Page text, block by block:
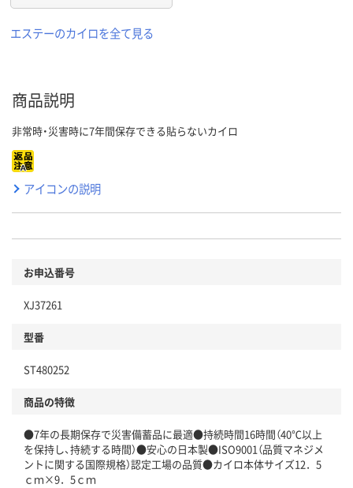
エステーのカイロを全て見る
商品説明
非常時・災害時に7年間保存できる貼らないカイロ
アイコンの説明
お申込番号
XJ37261
型番
ST480252
商品の特徴
●7年の長期保存で災害備蓄品に最適●持続時間16時間（40℃以上
を保持し、持続する時間）●安心の日本製●ISO9001（品質マネジメ
ントに関する国際規格）認定工場の品質●カイロ本体サイズ12．5
ｃｍ×9．5ｃｍ